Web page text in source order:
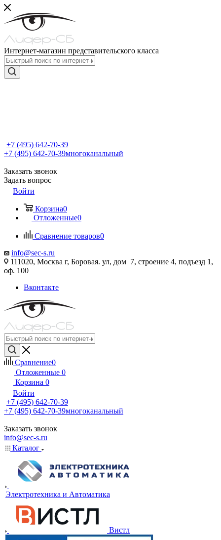
Интернет-магазин представительского класса
+7 (495) 642-70-39
+7 (495) 642-70-39многоканальный
Заказать звонок
Задать вопрос
Войти
Корзина0
Отложенные0
Сравнение товаров0
info@sec-s.ru
111020, Москва г, Боровая. ул, дом 7, строение 4, подъезд 1,
оф. 100
Вконтакте
Сравнение0
Отложенные 0
Корзина 0
Войти
+7 (495) 642-70-39
+7 (495) 642-70-39многоканальный
Заказать звонок
info@sec-s.ru
Каталог
Электротехника и Автоматика
Вистл